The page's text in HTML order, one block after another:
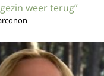
weer terug”